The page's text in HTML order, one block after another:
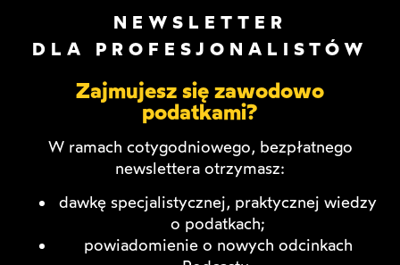
NEWSLETTER
DLA PROFESJONALISTÓW
Zajmujesz się zawodowo
podatkami?
W ramach cotygodniowego, bezpłatnego
newslettera otrzymasz:
dawkę specjalistycznej, praktycznej wiedzy
o podatkach;
powiadomienie o nowych odcinkach